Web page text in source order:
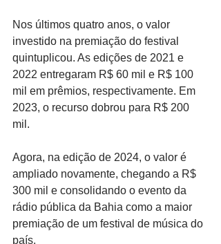
Nos últimos quatro anos, o valor
investido na premiação do festival
quintuplicou. As edições de 2021 e
2022 entregaram R$ 60 mil e R$ 100
mil em prêmios, respectivamente. Em
2023, o recurso dobrou para R$ 200
mil.
Agora, na edição de 2024, o valor é
ampliado novamente, chegando a R$
300 mil e consolidando o evento da
rádio pública da Bahia como a maior
premiação de um festival de música do
país.